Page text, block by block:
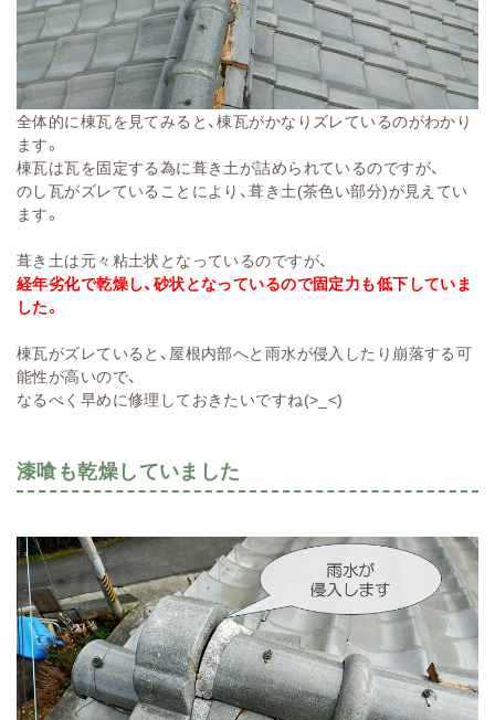
全体的に棟瓦を見てみると、棟瓦がかなりズレているのがわかり
ます。
棟瓦は瓦を固定する為に葺き土が詰められているのですが、
のし瓦がズレていることにより、葺き土(茶色い部分)が見えてい
ます。
葺き土は元々粘土状となっているのですが、
経年劣化で乾燥し、砂状となっているので固定力も低下していま
した。
棟瓦がズレていると、屋根内部へと雨水が侵入したり崩落する可
能性が高いので、
なるべく早めに修理しておきたいですね(>_<)
漆喰も乾燥していました